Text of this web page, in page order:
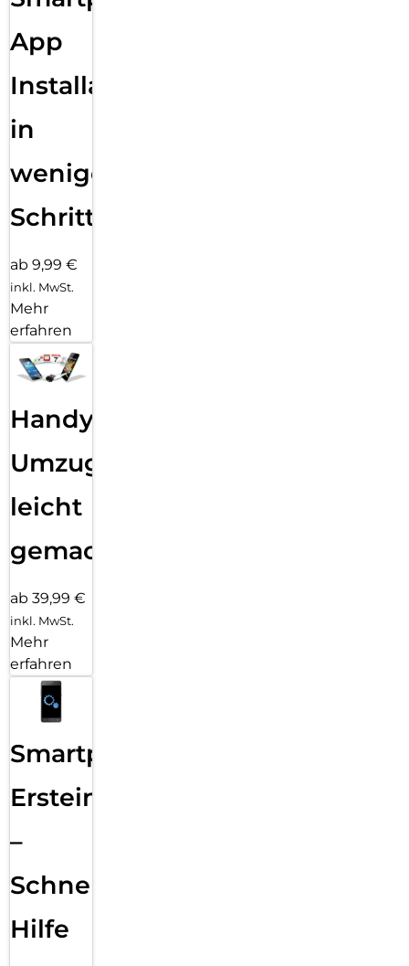
App
Installation
in
wenigen
Schritten
ab 9,99 €
inkl. MwSt.
Mehr
erfahren
Handy
Umzug
leicht
gemacht!
ab 39,99 €
inkl. MwSt.
Mehr
erfahren
Smartphone
Ersteinrichtung
–
Schnelle
Hilfe